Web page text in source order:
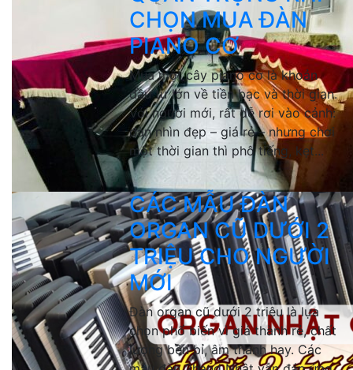
CHỌN MUA ĐÀN
PIANO CƠ
Mua một cây piano cơ là khoản
đầu tư lớn về tiền bạc và thời gian.
Với người mới, rất dễ rơi vào cảnh:
đàn nhìn đẹp – giá rẻ – nhưng chơi
một thời gian thì phô tiếng, kẹt...
CÁC MẪU ĐÀN
ORGAN CŨ DƯỚI 2
TRIỆU CHO NGƯỜI
MỚI
Đàn organ cũ dưới 2 triệu là lựa
chọn phổ biến vì giá thành rẻ, chất
lượng bền bỉ, âm thanh hay. Các